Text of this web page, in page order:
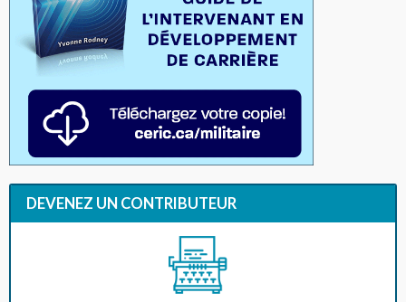
DEVENEZ UN CONTRIBUTEUR